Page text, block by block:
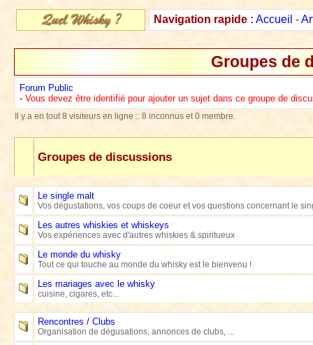
Navigation rapide : Accueil -
Groupes de
Forum Public
- Vous devez être identifié pour ajouter un sujet dans ce groupe de
Il y a en tout 8 visiteurs en ligne :: 8 inconnus et 0 membre.
Groupes de discussions
Le single malt
Vos dégustations, vos coups de coeur et vos questions concernant le
Les autres whiskies et whiskeys
Vos expériences avec d'autres whiskies & spiritueux
Le monde du whisky
Tout ce qui touche au monde du whisky est le bienvenu !
Les mariages avec le whisky
cuisine, cigares, etc...
Rencontres / Clubs
Organisation de dégusations, annonces de clubs, ...